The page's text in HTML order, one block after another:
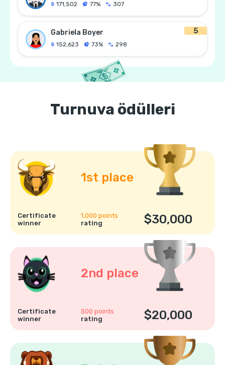
171,502 77% 307
5
Gabriela Boyer
152,623 73% 298
Turnuva ödülleri
1st place
Certificate
winner
1,000 points
rating
$30,000
2nd place
Certificate
winner
500 points
rating
$20,000